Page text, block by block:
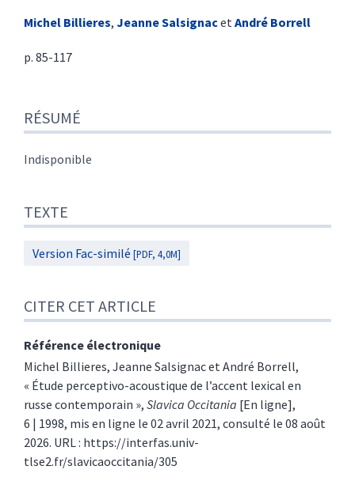
Michel Billieres, JeanneSalsignacetAndré Borrell
p. 85-117
Texte
Citer cet article
Auteurs
RÉSUMÉ
Indisponible
TEXTE
Version Fac-similé [PDF, 4,0M]
CITER CET ARTICLE
Référence électronique
Michel Billieres, Jeanne SalsignacetAndré Borrell,
« Étude perceptivo-acoustique de l’accent lexical en
russe contemporain », Slavica Occitania [En ligne],
6 | 1998, mis en ligne le 02 avril 2021, consulté le 08 août
2026. URL : https://interfas.univ-
tlse2.fr/slavicaoccitania/305